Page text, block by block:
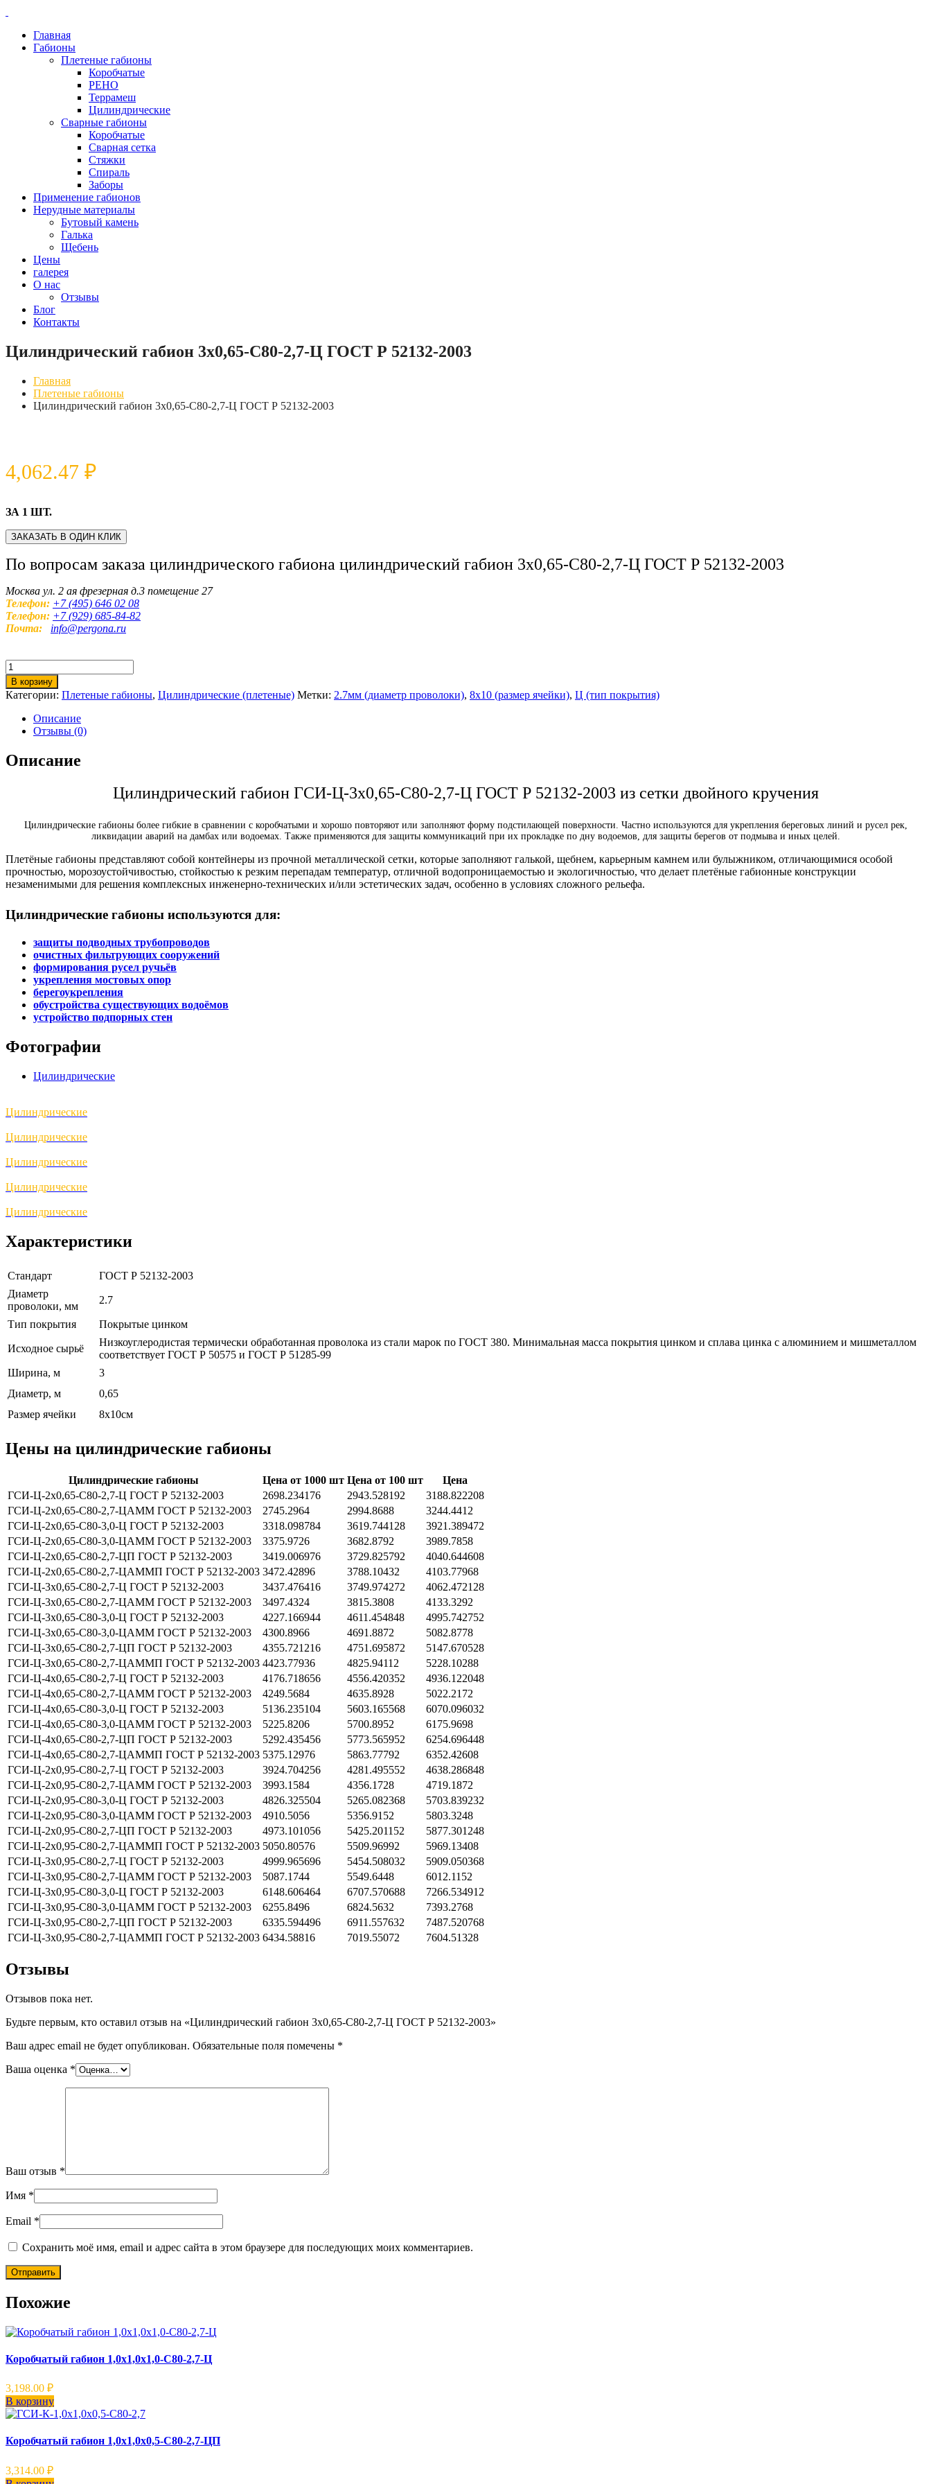
Главная
Габионы
Плетеные габионы
Коробчатые
РЕНО
Террамеш
Цилиндрические
Сварные габионы
Коробчатые
Сварная сетка
Стяжки
Спираль
Заборы
Применение габионов
Нерудные материалы
Бутовый камень
Галька
Щебень
Цены
галерея
О нас
Отзывы
Блог
Контакты
Цилиндрический габион 3х0,65-С80-2,7-Ц ГОСТ Р 52132-2003
Главная
Плетеные габионы
Цилиндрический габион 3х0,65-С80-2,7-Ц ГОСТ Р 52132-2003
4,062.47 ₽
ЗА 1 ШТ.
ЗАКАЗАТЬ В ОДИН КЛИК
По вопросам заказа цилиндрического габиона цилиндрический габион 3х0,65-С80-2,7-Ц ГОСТ Р 52132-2003
Москва ул. 2 ая фрезерная д.3 помещение 27
Телефон: +7 (495) 646 02 08
Телефон: +7 (929) 685-84-82
Почта: info@pergona.ru
Количество
товара
Цилиндрический
габион
3х0,65-
С80-
Ц
ГОСТ
В корзину
Категории: Плетеные габионы, Цилиндрические (плетеные) Метки: 2.7мм (диаметр проволоки), 8х10 (размер ячейки), Ц (тип покрытия)
Описание
Отзывы (0)
Описание
Цилиндрический габион ГСИ-Ц-3х0,65-С80-2,7-Ц ГОСТ Р 52132-2003 из сетки двойного кручения
Цилиндрические габионы более гибкие в сравнении с коробчатыми и хорошо повторяют или заполняют форму подстилающей поверхности. Частно используются для укрепления береговых линий и русел рек,
ликвидации аварий на дамбах или водоемах. Также применяются для защиты коммуникаций при их прокладке по дну водоемов, для защиты берегов от подмыва и иных целей.
Плетёные габионы представляют собой контейнеры из прочной металлической сетки, которые заполняют галькой, щебнем, карьерным камнем или булыжником, отличающимися особой
прочностью, морозоустойчивостью, стойкостью к резким перепадам температур, отличной водопроницаемостью и экологичностью, что делает плетёные габионные конструкции
незаменимыми для решения комплексных инженерно-технических и/или эстетических задач, особенно в условиях сложного рельефа.
Цилиндрические габионы используются для:
защиты подводных трубопроводов
очистных фильтрующих сооружений
формирования русел ручьёв
укрепления мостовых опор
берегоукрепления
обустройства существующих водоёмов
устройство подпорных стен
Фотографии
Цилиндрические
Цилиндрические
Цилиндрические
Цилиндрические
Цилиндрические
Цилиндрические
Характеристики
Стандарт
ГОСТ Р 52132-2003
Диаметр
проволоки, мм
2.7
Тип покрытия Покрытые цинком
Исходное сырьё
Низкоуглеродистая термически обработанная проволока из стали марок по ГОСТ 380. Минимальная масса покрытия цинком и сплава цинка с алюминием и мишметаллом
соответствует ГОСТ Р 50575 и ГОСТ Р 51285-99
Ширина, м
3
Диаметр, м
0,65
Размер ячейки
8х10см
Цены на цилиндрические габионы
Цилиндрические габионы Цена от 1000 шт Цена от 100 шт
Цена
ГСИ-Ц-2х0,65-С80-2,7-Ц ГОСТ Р 52132-2003
2698.234176 2943.528192
3188.822208
ГСИ-Ц-2х0,65-С80-2,7-ЦАММ ГОСТ Р 52132-2003
2745.2964 2994.8688
3244.4412
ГСИ-Ц-2х0,65-С80-3,0-Ц ГОСТ Р 52132-2003
3318.098784 3619.744128
3921.389472
ГСИ-Ц-2х0,65-С80-3,0-ЦАММ ГОСТ Р 52132-2003
3375.9726 3682.8792
3989.7858
ГСИ-Ц-2х0,65-С80-2,7-ЦП ГОСТ Р 52132-2003
3419.006976 3729.825792
4040.644608
ГСИ-Ц-2х0,65-С80-2,7-ЦАММП ГОСТ Р 52132-2003 3472.42896 3788.10432
4103.77968
ГСИ-Ц-3х0,65-С80-2,7-Ц ГОСТ Р 52132-2003
3437.476416 3749.974272
4062.472128
ГСИ-Ц-3х0,65-С80-2,7-ЦАММ ГОСТ Р 52132-2003
3497.4324 3815.3808
4133.3292
ГСИ-Ц-3х0,65-С80-3,0-Ц ГОСТ Р 52132-2003
4227.166944 4611.454848
4995.742752
ГСИ-Ц-3х0,65-С80-3,0-ЦАММ ГОСТ Р 52132-2003
4300.8966 4691.8872
5082.8778
ГСИ-Ц-3х0,65-С80-2,7-ЦП ГОСТ Р 52132-2003
4355.721216 4751.695872
5147.670528
ГСИ-Ц-3х0,65-С80-2,7-ЦАММП ГОСТ Р 52132-2003 4423.77936 4825.94112
5228.10288
ГСИ-Ц-4х0,65-С80-2,7-Ц ГОСТ Р 52132-2003
4176.718656 4556.420352
4936.122048
ГСИ-Ц-4х0,65-С80-2,7-ЦАММ ГОСТ Р 52132-2003
4249.5684 4635.8928
5022.2172
ГСИ-Ц-4х0,65-С80-3,0-Ц ГОСТ Р 52132-2003
5136.235104 5603.165568
6070.096032
ГСИ-Ц-4х0,65-С80-3,0-ЦАММ ГОСТ Р 52132-2003
5225.8206 5700.8952
6175.9698
ГСИ-Ц-4х0,65-С80-2,7-ЦП ГОСТ Р 52132-2003
5292.435456 5773.565952
6254.696448
ГСИ-Ц-4х0,65-С80-2,7-ЦАММП ГОСТ Р 52132-2003 5375.12976 5863.77792
6352.42608
ГСИ-Ц-2х0,95-С80-2,7-Ц ГОСТ Р 52132-2003
3924.704256 4281.495552
4638.286848
ГСИ-Ц-2х0,95-С80-2,7-ЦАММ ГОСТ Р 52132-2003
3993.1584 4356.1728
4719.1872
ГСИ-Ц-2х0,95-С80-3,0-Ц ГОСТ Р 52132-2003
4826.325504 5265.082368
5703.839232
ГСИ-Ц-2х0,95-С80-3,0-ЦАММ ГОСТ Р 52132-2003
4910.5056 5356.9152
5803.3248
ГСИ-Ц-2х0,95-С80-2,7-ЦП ГОСТ Р 52132-2003
4973.101056 5425.201152
5877.301248
ГСИ-Ц-2х0,95-С80-2,7-ЦАММП ГОСТ Р 52132-2003 5050.80576 5509.96992
5969.13408
ГСИ-Ц-3х0,95-С80-2,7-Ц ГОСТ Р 52132-2003
4999.965696 5454.508032
5909.050368
ГСИ-Ц-3х0,95-С80-2,7-ЦАММ ГОСТ Р 52132-2003
5087.1744 5549.6448
6012.1152
ГСИ-Ц-3х0,95-С80-3,0-Ц ГОСТ Р 52132-2003
6148.606464 6707.570688
7266.534912
ГСИ-Ц-3х0,95-С80-3,0-ЦАММ ГОСТ Р 52132-2003
6255.8496 6824.5632
7393.2768
ГСИ-Ц-3х0,95-С80-2,7-ЦП ГОСТ Р 52132-2003
6335.594496 6911.557632
7487.520768
ГСИ-Ц-3х0,95-С80-2,7-ЦАММП ГОСТ Р 52132-2003 6434.58816 7019.55072 7604.51328
Отзывы
Отзывов пока нет.
Будьте первым, кто оставил отзыв на «Цилиндрический габион 3х0,65-С80-2,7-Ц ГОСТ Р 52132-2003»
Ваш адрес email не будет опубликован. Обязательные поля помечены *
Ваша оценка *
Ваш отзыв *
Имя *
Email *
Сохранить моё имя, email и адрес сайта в этом браузере для последующих моих комментариев.
Похожие
Коробчатый габион 1,0х1,0х1,0-С80-2,7-Ц
3,198.00 ₽
В корзину
Коробчатый габион 1,0х1,0х0,5-С80-2,7-ЦП
3,314.00 ₽